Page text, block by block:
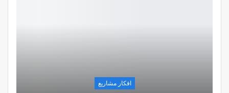
افكار مشاريع